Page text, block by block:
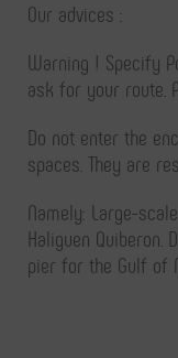
Our advices :
Warning ! Specify
ask for your route.
Do not enter the
spaces. They are
Namely: Large-
Haliguen
pier for the Gulf of